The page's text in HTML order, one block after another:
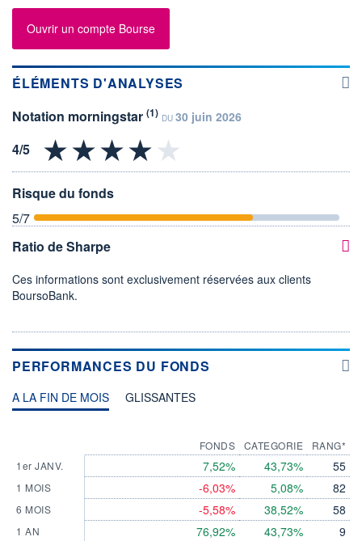
Ouvrir un compte Bourse
ÉLÉMENTS D'ANALYSES
Notation morningstar (1) DU 30 juin 2026
Risque du fonds
5/7
Ratio de Sharpe
Ces informations sont exclusivement réservées aux clients
BoursoBank.
PERFORMANCES DU FONDS
A LA FIN DE MOIS GLISSANTES
1er JANV.
1 MOIS
6 MOIS
1 AN
FONDS
7,52%
-6,03%
-5,58%
76,92%
CATEGORIE
43,73%
5,08%
38,52%
43,73%
RANG*
55
82
58
9